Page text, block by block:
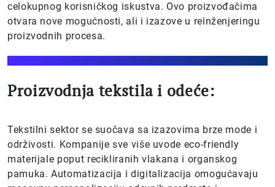
celokupnog korisničkog iskustva. Ovo proizvođačima
otvara nove mogućnosti, ali i izazove u reinženjeringu
proizvodnih procesa.
Proizvodnja tekstila i odeće:
Tekstilni sektor se suočava sa izazovima brze mode i
održivosti. Kompanije sve više uvode eco-friendly
materijale poput recikliranih vlakana i organskog
pamuka. Automatizacija i digitalizacija omogućavaju